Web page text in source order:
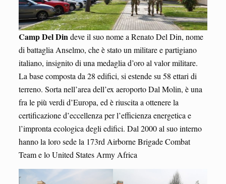
Camp Del Dindeve il suo nome a Renato Del Din, nome
di battaglia Anselmo, che è stato un militare e partigiano
italiano, insignito di una medaglia d’oro al valor militare.
La base composta da 28 edifici, si estende su 58 ettari di
terreno. Sorta nell’area dell’ex aeroporto Dal Molin, è una
fra le più verdi d’Europa, ed è riuscita a ottenere la
certificazione d’eccellenza per l’efficienza energetica e
l’impronta ecologica degli edifici. Dal 2000 al suo interno
hanno la loro sede la 173rd Airborne Brigade Combat
Team e lo United States Army Africa